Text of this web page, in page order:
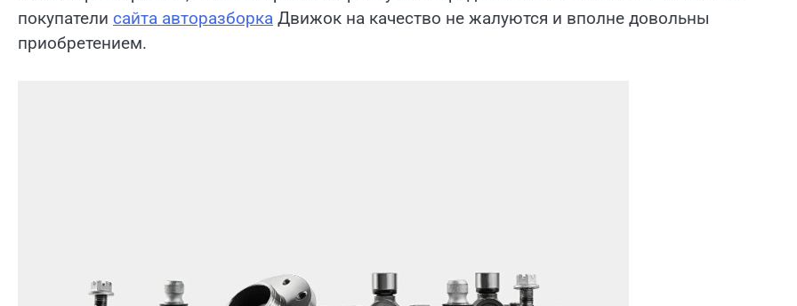
покупатели сайта авторазборка Движок на качество не жалуются и вполне довольны
приобретением.